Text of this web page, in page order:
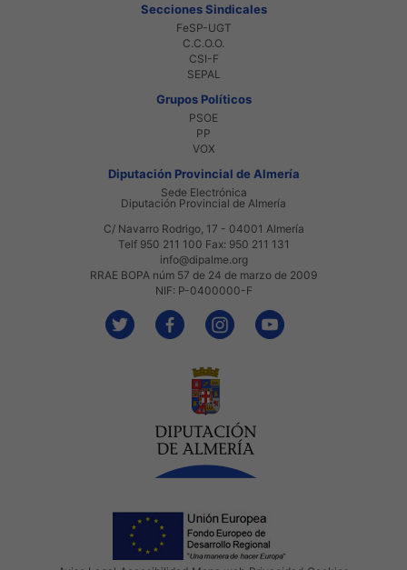
Secciones Sindicales
FeSP-UGT
C.C.O.O.
CSI-F
SEPAL
Grupos Políticos
PSOE
PP
VOX
Diputación Provincial de Almería
Sede Electrónica
Diputación Provincial de Almería
C/ Navarro Rodrigo, 17 - 04001 Almería
Telf 950 211 100 Fax: 950 211 131
info@dipalme.org
RRAE BOPA núm 57 de 24 de marzo de 2009
NIF: P-0400000-F